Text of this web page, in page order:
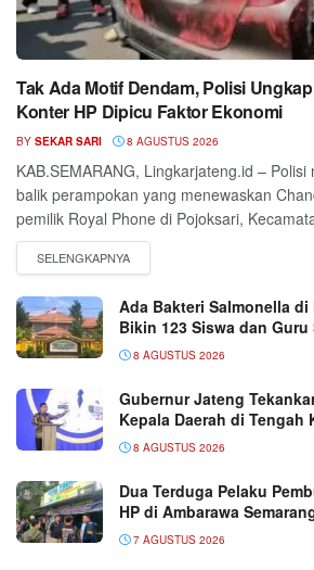
Tak Ada Motif Dendam, Polisi
Konter HP Dipicu Faktor Ekonomi
BY SEKAR SARI 8 AGUSTUS 2026
KAB.SEMARANG, Lingkarjateng.id –
balik perampokan yang menewaskan
pemilik Royal Phone di Pojoksari,
Ada Bakteri Salmonella di
Bikin 123 Siswa dan Guru
8 AGUSTUS 2026
Gubernur Jateng
Kepala Daerah di Tengah
8 AGUSTUS 2026
Dua Terduga Pelaku
HP di Ambarawa
7 AGUSTUS 2026